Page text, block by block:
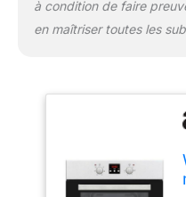
à condition de faire
en maîtriser toutes les